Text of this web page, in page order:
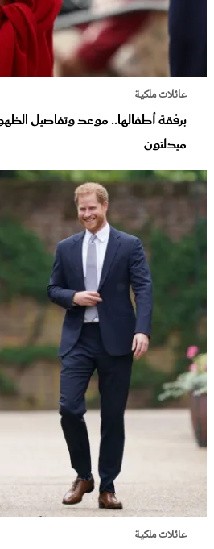
عائلات ملكية
برفقة أطفالها.. موعد وتفاصيل
ميدلتون
عائلات ملكية